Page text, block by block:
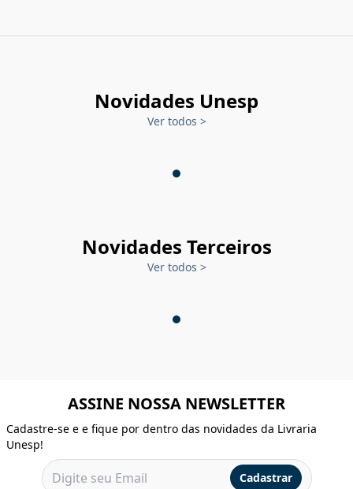
Novidades Unesp
Ver todos >
Novidades Terceiros
Ver todos >
ASSINE NOSSA NEWSLETTER
Cadastre-se e e fique por dentro das novidades da Livraria
Unesp!
Cadastrar